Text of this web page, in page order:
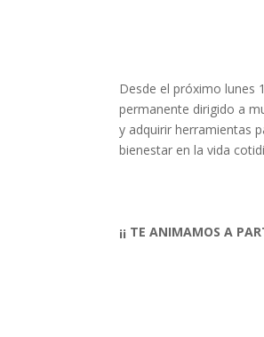
Desde el próximo lunes
permanente dirigido a
y adquirir herramientas
bienestar en la vida
¡¡ TE ANIMAMOS A